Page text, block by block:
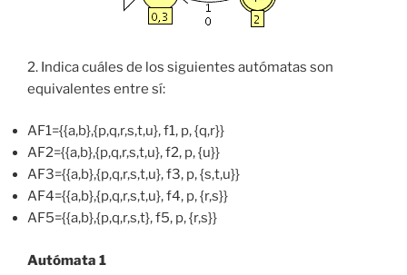
2. Indica cuáles de los siguientes autómatas son
equivalentes entre sí:
AF1={{a,b},{p,q,r,s,t,u}, f1, p, {q,r}}
AF2={{a,b},{p,q,r,s,t,u}, f2, p, {u}}
AF3={{a,b},{p,q,r,s,t,u}, f3, p, {s,t,u}}
AF4={{a,b},{p,q,r,s,t,u}, f4, p, {r,s}}
AF5={{a,b},{p,q,r,s,t}, f5, p, {r,s}}
Autómata 1